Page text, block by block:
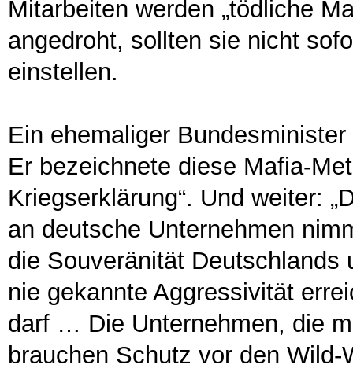
Mitarbeiten werden „tödliche
angedroht, sollten sie nicht
einstellen.
Ein ehemaliger
Er bezeichnete diese Mafia-
Kriegserklärung“. Und weiter:
an deutsche Unternehmen
die Souveränität Deutschlands
nie gekannte Aggressivität
darf … Die Unternehmen, die
brauchen Schutz vor den